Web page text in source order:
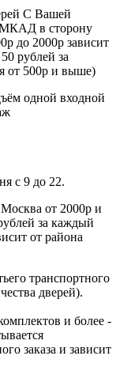
С Вашей
МКАД в сторону
до 2000р зависит
рублей за
от 500р и выше)
одной входной
с 9 до 22.
от 2000р и
за каждый
от района
транспортного
дверей).
и более -
заказа и зависит